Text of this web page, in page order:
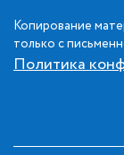
Копирование
только с
Политика